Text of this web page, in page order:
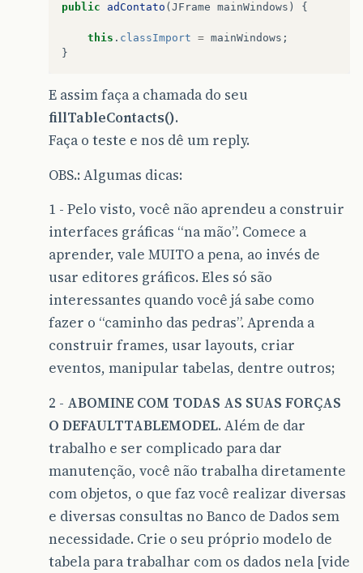
public adContato ( JFrame mainWindows ) {
this . classImport = mainWindows ;
}
E assim faça a chamada do seu
fillTableContacts().
Faça o teste e nos dê um reply.
OBS.: Algumas dicas:
1 - Pelo visto, você não aprendeu a construir
interfaces gráficas “na mão”. Comece a
aprender, vale MUITO a pena, ao invés de
usar editores gráficos. Eles só são
interessantes quando você já sabe como
fazer o “caminho das pedras”. Aprenda a
construir frames, usar layouts, criar
eventos, manipular tabelas, dentre outros;
2 - ABOMINE COM TODAS AS SUAS FORÇAS
O DEFAULTTABLEMODEL. Além de dar
trabalho e ser complicado para dar
manutenção, você não trabalha diretamente
com objetos, o que faz você realizar diversas
e diversas consultas no Banco de Dados sem
necessidade. Crie o seu próprio modelo de
tabela para trabalhar com os dados nela [vide